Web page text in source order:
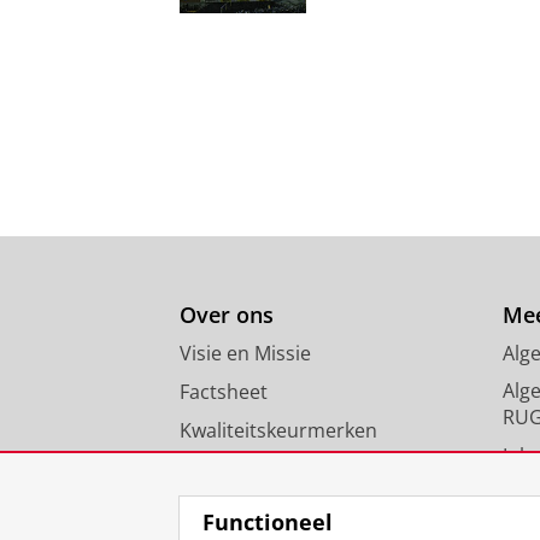
Over ons
Visie en Missie
Factsheet
Kwaliteitskeurmerken
FAQ
Functioneel